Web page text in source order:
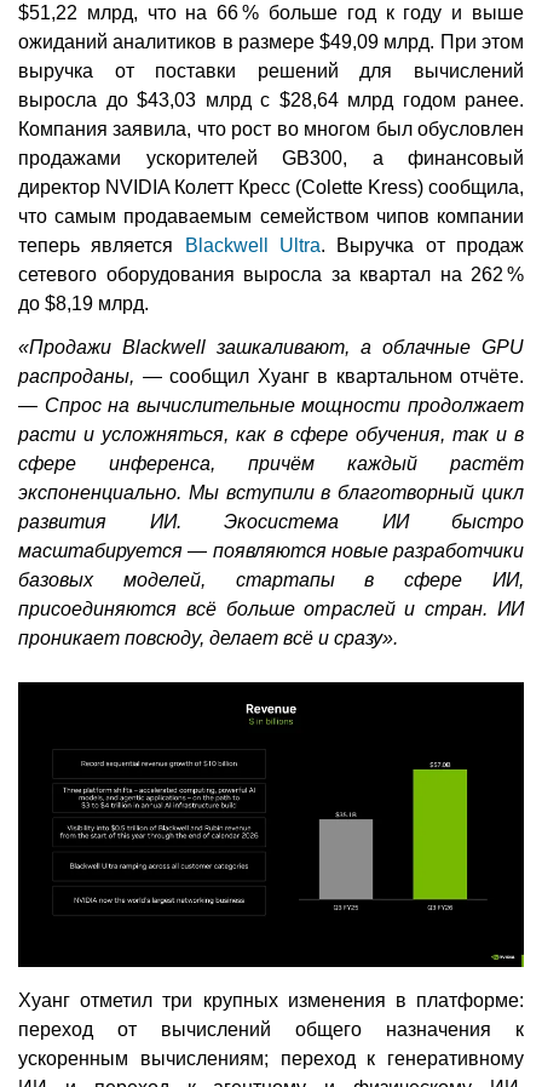
$51,22 млрд, что на 66 % больше год к году и выше
ожиданий аналитиков в размере $49,09 млрд. При этом
выручка от поставки решений для вычислений
выросла до $43,03 млрд с $28,64 млрд годом ранее.
Компания заявила, что рост во многом был обусловлен
продажами ускорителей GB300, а финансовый
директор NVIDIA Колетт Кресс (Colette Kress) сообщила,
что самым продаваемым семейством чипов компании
теперь является
Blackwell Ultra. Выручка от продаж
сетевого оборудования выросла за квартал на 262 %
до $8,19 млрд.
«Продажи Blackwell зашкаливают, а облачные GPU
распроданы, — сообщил Хуанг в квартальном отчёте.
— Спрос на вычислительные мощности продолжает
расти и усложняться, как в сфере обучения, так и в
сфере инференса, причём каждый растёт
экспоненциально. Мы вступили в благотворный цикл
развития ИИ. Экосистема ИИ быстро
масштабируется — появляются новые разработчики
базовых моделей, стартапы в сфере ИИ,
присоединяются всё больше отраслей и стран. ИИ
проникает повсюду, делает всё и сразу».
Хуанг отметил три крупных изменения в платформе:
переход от вычислений общего назначения к
ускоренным вычислениям; переход к генеративному